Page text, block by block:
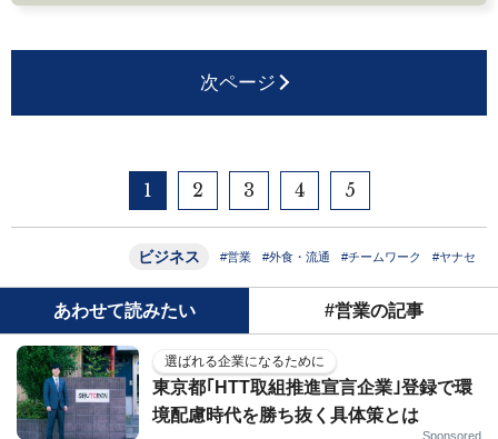
次ページ
1 2 3 4 5
ビジネス #営業 #外食・流通 #チームワーク #ヤナセ
あわせて読みたい #営業の記事
選ばれる企業になるために
東京都｢HTT取組推進宣言企業｣登録で環
境配慮時代を勝ち抜く具体策とは
Sponsored